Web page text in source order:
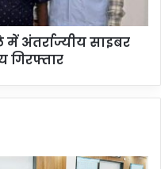
अंतर्राज्यीय साइबर
गिरफ्तार